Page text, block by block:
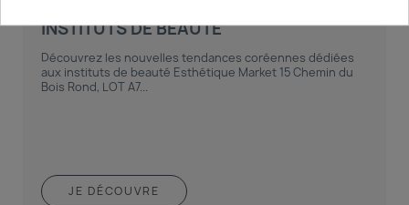
INSTITUTS DE BEAUTÉ
Découvrez les nouvelles tendances coréennes dédiées
aux instituts de beauté Esthétique Market 15 Chemin du
Bois Rond, LOT A7...
JE DÉCOUVRE